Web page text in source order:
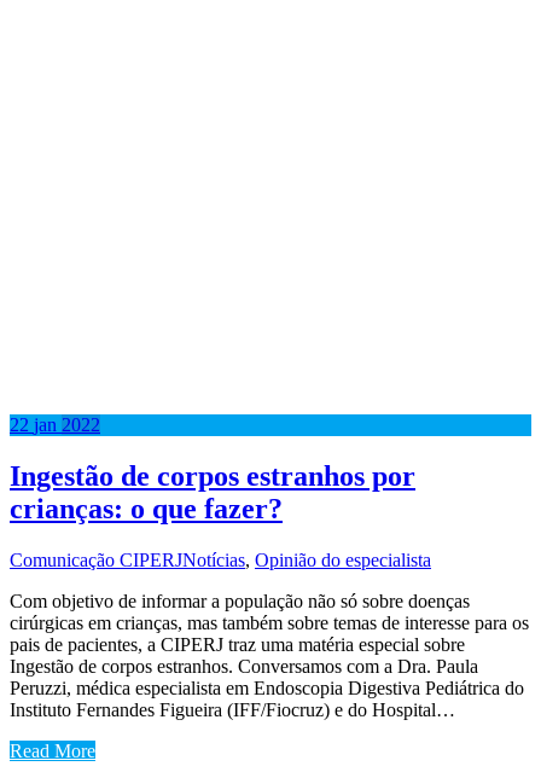
22 jan 2022
Ingestão de corpos estranhos por
crianças: o que fazer?
Comunicação CIPERJNotícias, Opinião do especialista
Com objetivo de informar a população não só sobre doenças
cirúrgicas em crianças, mas também sobre temas de interesse para os
pais de pacientes, a CIPERJ traz uma matéria especial sobre
Ingestão de corpos estranhos. Conversamos com a Dra. Paula
Peruzzi, médica especialista em Endoscopia Digestiva Pediátrica do
Instituto Fernandes Figueira (IFF/Fiocruz) e do Hospital…
Read More